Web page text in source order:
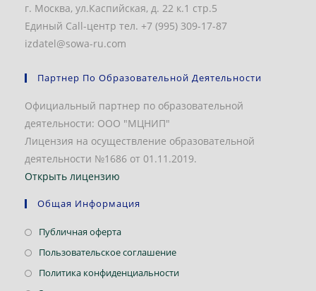
г. Москва, ул.Каспийская, д. 22 к.1 стр.5
Единый Call-центр тел. +7 (995) 309-17-87
izdatel@sowa-ru.com
Партнер По Образовательной Деятельности
Официальный партнер по образовательной
деятельности: ООО "МЦНИП"
Лицензия на осуществление образовательной
деятельности №1686 от 01.11.2019.
Открыть лицензию
Общая Информация
Публичная офертаОткроется
в
Пользовательское соглашениеОткроется
в
Политика конфиденциальностиОткроется